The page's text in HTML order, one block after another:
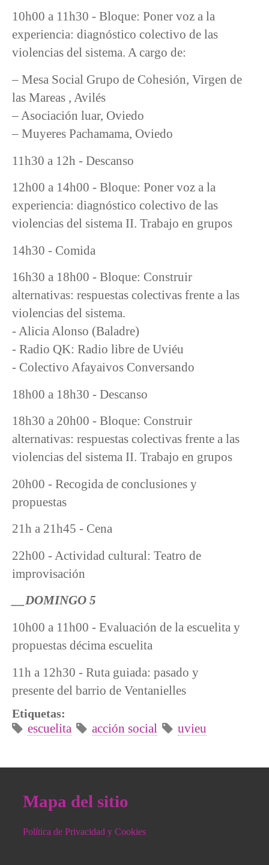
10h00 a 11h30 - Bloque: Poner voz a la
experiencia: diagnóstico colectivo de las
violencias del sistema. A cargo de:
– Mesa Social Grupo de Cohesión, Virgen de
las Mareas , Avilés
– Asociación luar, Oviedo
– Muyeres Pachamama, Oviedo
11h30 a 12h - Descanso
12h00 a 14h00 - Bloque: Poner voz a la
experiencia: diagnóstico colectivo de las
violencias del sistema II. Trabajo en grupos
14h30 - Comida
16h30 a 18h00 - Bloque: Construir
alternativas: respuestas colectivas frente a las
violencias del sistema.
- Alicia Alonso (Baladre)
- Radio QK: Radio libre de Uviéu
- Colectivo Afayaivos Conversando
18h00 a 18h30 - Descanso
18h30 a 20h00 - Bloque: Construir
alternativas: respuestas colectivas frente a las
violencias del sistema II. Trabajo en grupos
20h00 - Recogida de conclusiones y
propuestas
21h a 21h45 - Cena
22h00 - Actividad cultural: Teatro de
improvisación
__DOMINGO 5
10h00 a 11h00 - Evaluación de la escuelita y
propuestas décima escuelita
11h a 12h30 - Ruta guiada: pasado y
presente del barrio de Ventanielles
Etiquetas:
escuelita acción social uvieu
Mapa del sitio
Política de Privacidad y Cookies